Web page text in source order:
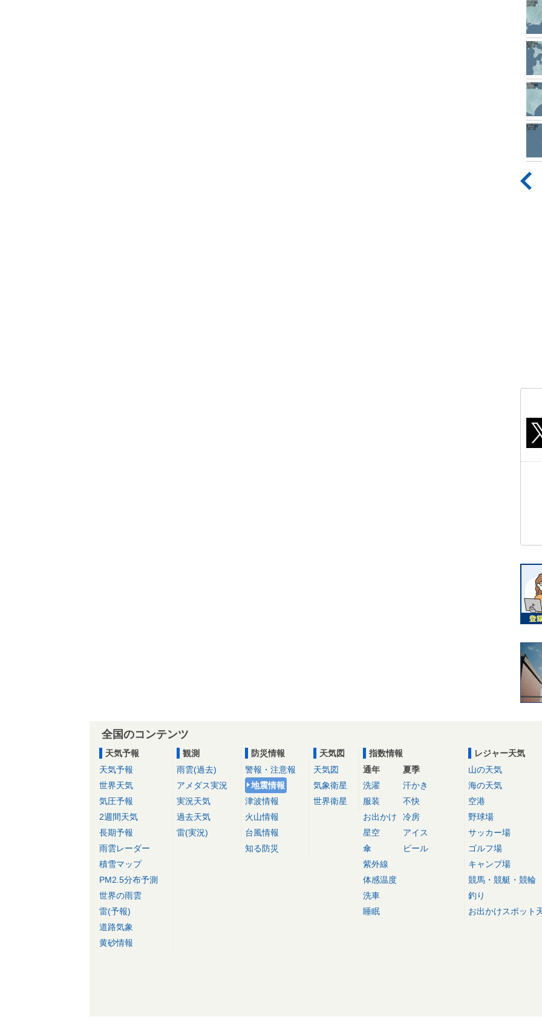
全国のコンテンツ
天気予報
天気予報
世界天気
気圧予報
2週間天気
長期予報
雨雲レーダー
積雪マップ
PM2.5分布予測
世界の雨雲
雷(予報)
道路気象
黄砂情報
観測
雨雲(過去)
アメダス実況
実況天気
過去天気
雷(実況)
防災情報
警報・注意報
地震情報
津波情報
火山情報
台風情報
知る防災
天気図
天気図
気象衛星
世界衛星
指数情報
通年
洗濯
服装
お出かけ
星空
傘
紫外線
体感温度
洗車
睡眠
夏季
汗かき
不快
冷房
アイス
ビール
レジャー天気
山の天気
海の天気
空港
野球場
サッカー場
ゴルフ場
キャンプ場
競馬・競艇・競輪
釣り
お出かけスポット